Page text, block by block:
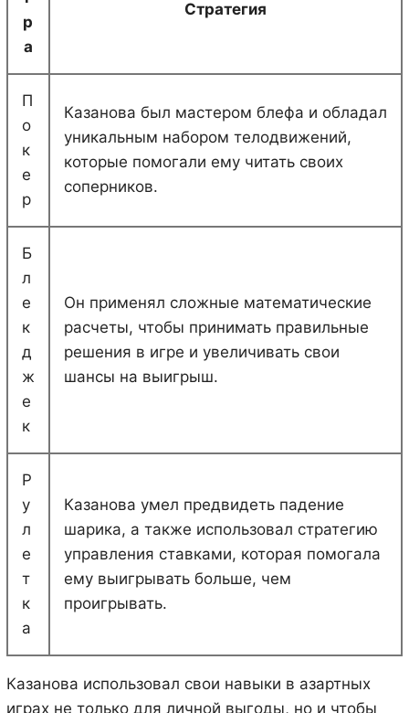
р
а
Стратегия
П
о
к
е
р
Казанова был мастером блефа и обладал
уникальным набором телодвижений,
которые помогали ему читать своих
соперников.
Б
л
е
к
д
ж
е
к
Он применял сложные математические
расчеты, чтобы принимать правильные
решения в игре и увеличивать свои
шансы на выигрыш.
Р
у
л
е
т
к
а
Казанова умел предвидеть падение
шарика, а также использовал стратегию
управления ставками, которая помогала
ему выигрывать больше, чем
проигрывать.
Казанова использовал свои навыки в азартных
играх не только для личной выгоды, но и чтобы